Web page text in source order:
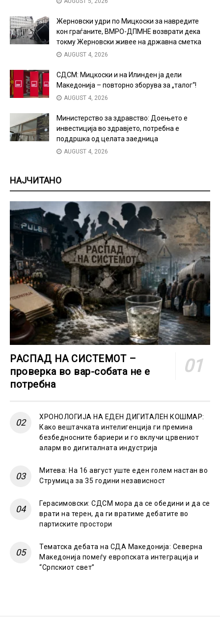
Жерновски удри по Мицкоски за навредите
кон граѓаните, ВМРО-ДПМНЕ возврати дека
токму Жерновски живее на државна сметка
AUGUST 4, 2026
СДСМ: Мицкоски и на Илинден ја дели
Македонија – повторно зборува за „талог“!
AUGUST 4, 2026
Министерство за здравство: Доењето е
инвестиција во здравјето, потребна е
поддршка од целата заедница
AUGUST 4, 2026
НАЈЧИТАНО
РАСПАД НА СИСТЕМОТ –
проверка во вар-собата не е
потребна
ХРОНОЛОГИЈА НА ЕДЕН ДИГИТАЛЕН КОШМАР:
Како вештачката интелигенција ги премина
безбедносните бариери и го вклучи црвениот
аларм во дигиталната индустрија
Митева: На 16 август уште еден голем настан во
Струмица за 35 години независност
Герасимовски: СДСМ мора да се обедини и да се
врати на терен, да ги вратиме дебатите во
партиските простори
Тематска дебата на СДА Македонија: Северна
Македонија помеѓу европската интеграција и
“Српскиот свет”